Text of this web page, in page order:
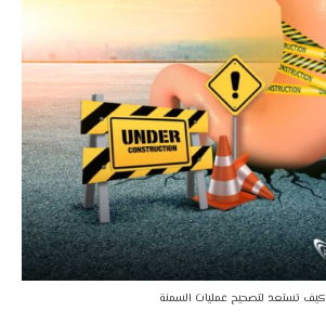
كيف تستعد لتصحيح عمليات السمنة